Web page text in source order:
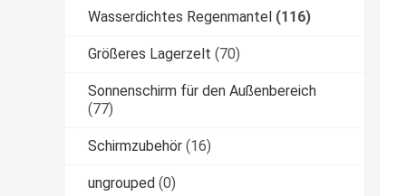
Wasserdichtes Regenmantel (116)
Größeres Lagerzelt (70)
Sonnenschirm für den Außenbereich
(77)
Schirmzubehör (16)
ungrouped (0)